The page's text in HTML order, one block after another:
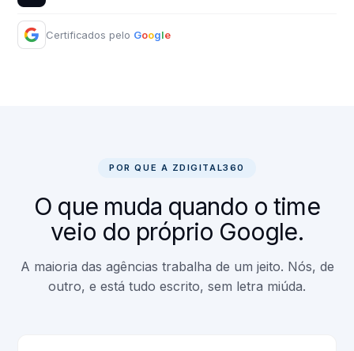
Certificados pelo Google
POR QUE A ZDIGITAL360
O que muda quando o time
veio do próprio Google.
A maioria das agências trabalha de um jeito. Nós, de
outro, e está tudo escrito, sem letra miúda.